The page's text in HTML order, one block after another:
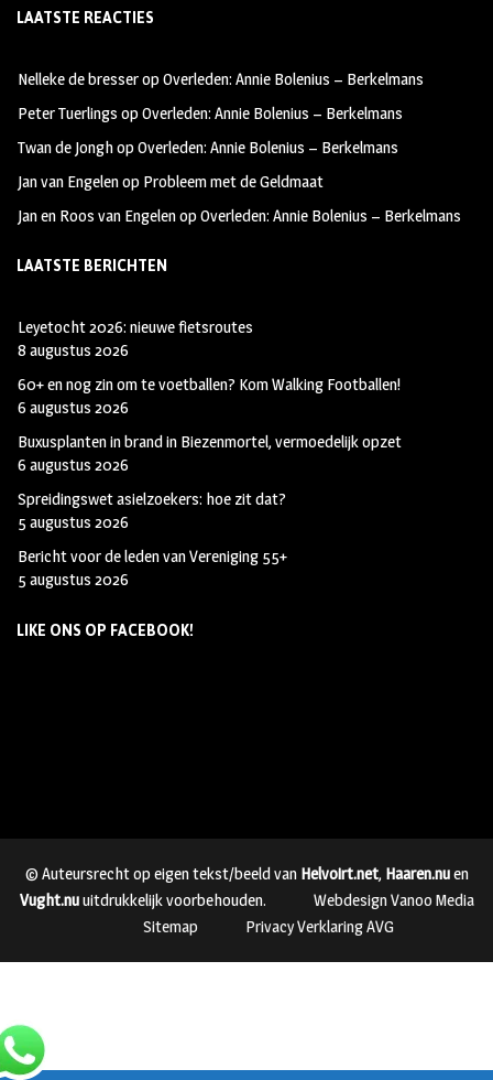
b
oo
k
ag
m
tt
LAATSTE REACTIES
Nelleke de bresseropOverleden: Annie Bolenius – Berkelmans
Peter Tuerlings opOverleden: Annie Bolenius – Berkelmans
Twan de JonghopOverleden: Annie Bolenius – Berkelmans
Jan van Engelenop Probleem met de Geldmaat
Jan en Roos van EngelenopOverleden: Annie Bolenius – Berkelmans
LAATSTE BERICHTEN
Leyetocht 2026: nieuwe fietsroutes
8 augustus 2026
60+ en nog zin om te voetballen? Kom Walking Footballen!
6 augustus 2026
Buxusplanten in brand in Biezenmortel, vermoedelijk opzet
6 augustus 2026
Spreidingswet asielzoekers: hoe zit dat?
5 augustus 2026
Bericht voor de leden van Vereniging 55+
5 augustus 2026
LIKE ONS OP FACEBOOK!
© Auteursrecht op eigen tekst/beeld van Helvoirt.net, Haaren.nuen
Vught.nuuitdrukkelijk voorbehouden.
Webdesign Vanoo Media
Sitemap
Privacy Verklaring AVG